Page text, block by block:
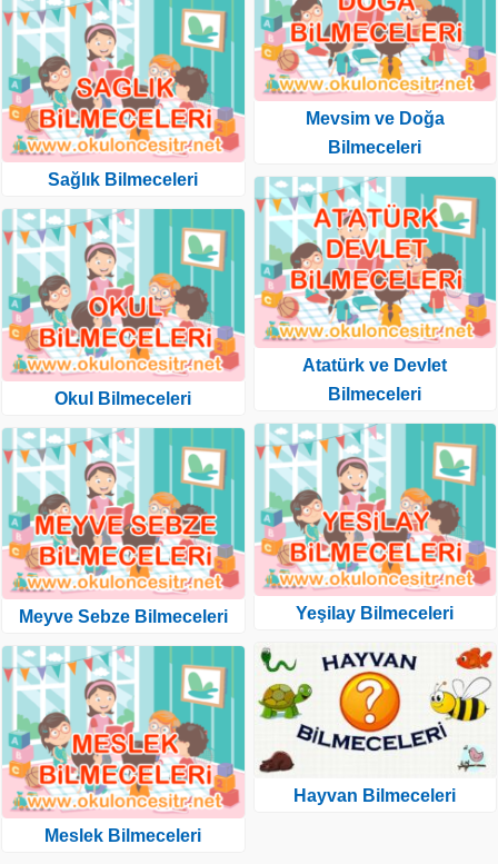
Sağlık Bilmeceleri
Okul Bilmeceleri
Meyve Sebze Bilmeceleri
Meslek Bilmeceleri
Mevsim ve Doğa
Bilmeceleri
Atatürk ve Devlet
Bilmeceleri
Yeşilay Bilmeceleri
Hayvan Bilmeceleri